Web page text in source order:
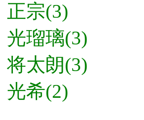
宗(3)
瑠璃(3)
太朗(3)
希(2)